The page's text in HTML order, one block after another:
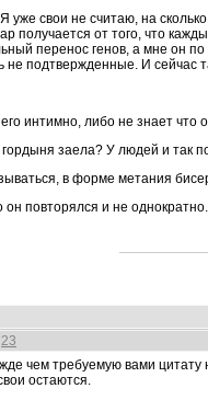
уже свои не считаю, на
получается от того, что
перенос генов, а мне он
подтвержденные. И сейчас
интимно, либо не знает
заела? У людей и так
в форме метания
он повторялся и не
23
чем требуемую вами
остаются.